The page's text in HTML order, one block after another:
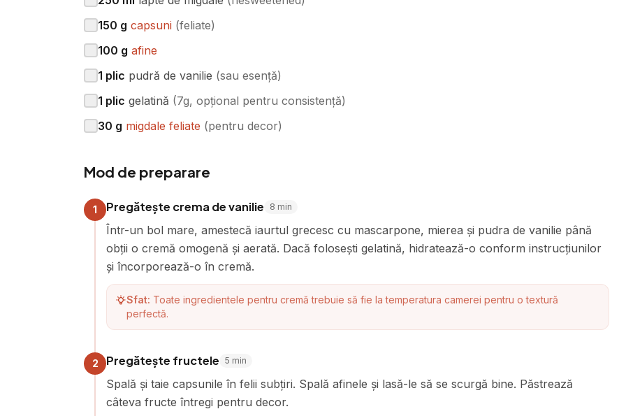
150 g capsuni (feliate)
100 g afine
1 plic pudră de vanilie (sau esență)
1 plic gelatină (7g, opțional pentru consistență)
30 g migdale feliate (pentru decor)
Mod de preparare
1 Pregătește crema de vanilie 8 min
Într-un bol mare, amestecă iaurtul grecesc cu mascarpone, mierea și pudra de vanilie până
obții o cremă omogenă și aerată. Dacă folosești gelatină, hidratează-o conform instrucțiunilor
și încorporează-o în cremă.
Sfat: Toate ingredientele pentru cremă trebuie să fie la temperatura camerei pentru o textură
perfectă.
2 Pregătește fructele 5 min
Spală și taie capsunile în felii subțiri. Spală afinele și lasă-le să se scurgă bine. Păstrează
câteva fructe întregi pentru decor.